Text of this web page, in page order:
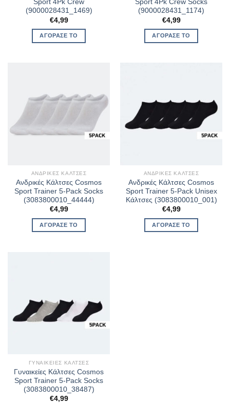
Sport 4Pk Crew
(9000028431_1469)
€4,99
ΑΓΌΡΑΣΈ ΤΟ
Sport 4Pk Crew Socks
(9000028431_1174)
€4,99
ΑΓΌΡΑΣΈ ΤΟ
ΑΝΔΡΙΚΈΣ ΚΆΛΤΣΕΣ
Ανδρικές Κάλτσες Cosmos
Sport Trainer 5-Pack Socks
(3083800010_44444)
€4,99
ΑΓΌΡΑΣΈ ΤΟ
ΑΝΔΡΙΚΈΣ ΚΆΛΤΣΕΣ
Ανδρικές Κάλτσες Cosmos
Sport Trainer 5-Pack Unisex
Κάλτσες (3083800010_001)
€4,99
ΑΓΌΡΑΣΈ ΤΟ
ΓΥΝΑΙΚΕΊΕΣ ΚΆΛΤΣΕΣ
Γυναικείες Κάλτσες Cosmos
Sport Trainer 5-Pack Socks
(3083800010_38487)
€4,99